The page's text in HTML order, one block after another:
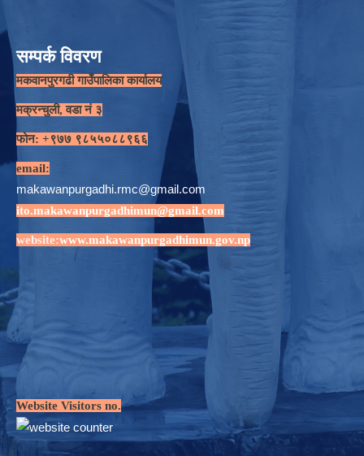
सम्पर्क विवरण
मकवानपुरगढी गाउँपालिका कार्यालय
मक्रन्चुली, वडा नं ३
फोन: +९७७ ९८५५०८८९६६
email:
makawanpurgadhi.rmc@gmail.com
ito.makawanpurgadhimun@gmail.com
website:www.makawanpurgadhimun.gov.np
Website Visitors no.